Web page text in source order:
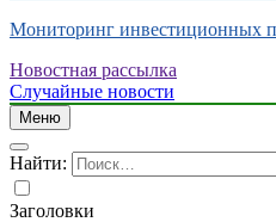
Мониторинг инвестиционных
Новостная рассылка
Случайные новости
Меню
Найти:
Заголовки